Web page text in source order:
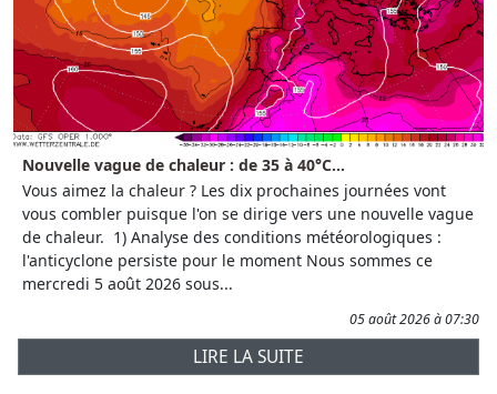
Nouvelle vague de chaleur : de 35 à 40°C...
Vous aimez la chaleur ? Les dix prochaines journées vont
vous combler puisque l'on se dirige vers une nouvelle vague
de chaleur. 1) Analyse des conditions météorologiques :
l'anticyclone persiste pour le moment Nous sommes ce
mercredi 5 août 2026 sous...
05 août 2026 à 07:30
LIRE LA SUITE